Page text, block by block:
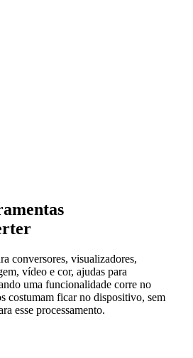
conversores, visualizadores,
vídeo e cor, ajudas para
uma funcionalidade corre no
costumam ficar no dispositivo, sem
esse processamento.